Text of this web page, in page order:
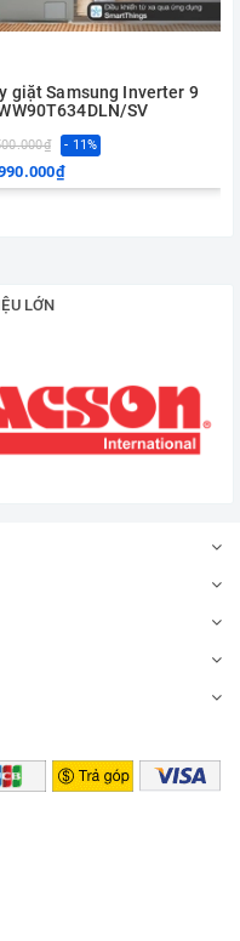
giặt Samsung Inverter 9
SV
- 11%
LỚN